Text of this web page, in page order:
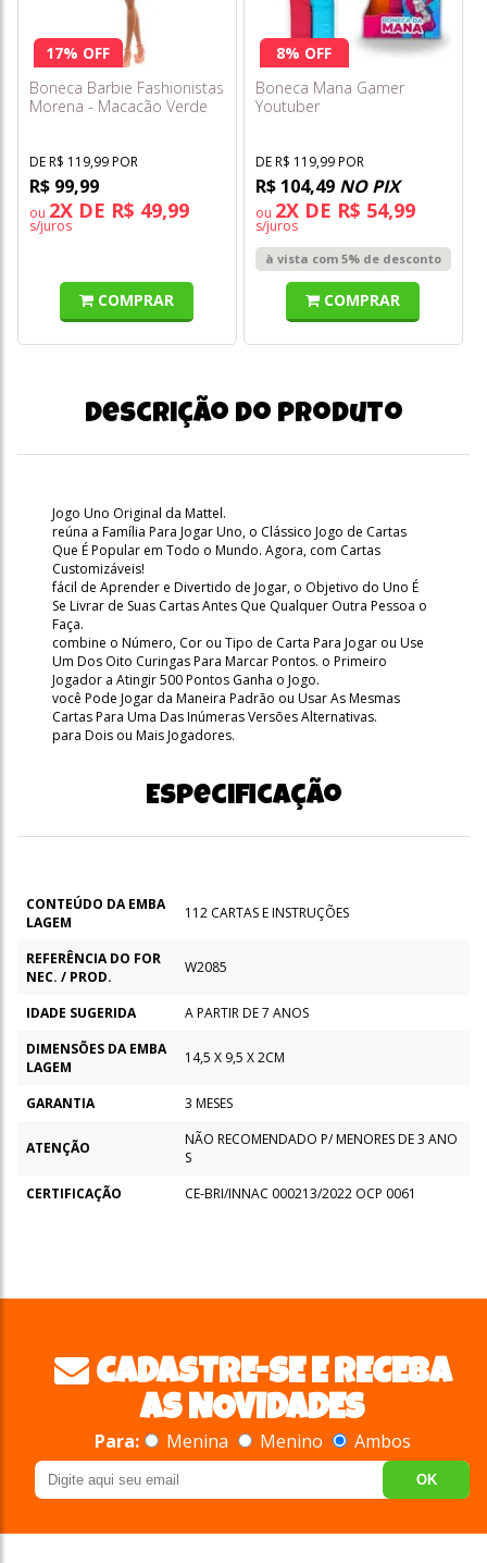
17% OFF
Boneca Barbie Fashionistas
Morena - Macacão Verde
DE R$ 119,99 POR
R$ 99,99
ou 2X DE R$ 49,99
s/juros
COMPRAR
8% OFF
Boneca Mana Gamer
Youtuber
DE R$ 119,99 POR
R$ 104,49 NO PIX
ou 2X DE R$ 54,99
s/juros
à vista com 5% de desconto
COMPRAR
Descrição do produto
Jogo Uno Original da Mattel.
reúna a Família Para Jogar Uno, o Clássico Jogo de Cartas
Que É Popular em Todo o Mundo. Agora, com Cartas
Customizáveis!
fácil de Aprender e Divertido de Jogar, o Objetivo do Uno É
Se Livrar de Suas Cartas Antes Que Qualquer Outra Pessoa o
Faça.
combine o Número, Cor ou Tipo de Carta Para Jogar ou Use
Um Dos Oito Curingas Para Marcar Pontos. o Primeiro
Jogador a Atingir 500 Pontos Ganha o Jogo.
você Pode Jogar da Maneira Padrão ou Usar As Mesmas
Cartas Para Uma Das Inúmeras Versões Alternativas.
para Dois ou Mais Jogadores.
Especificação
CONTEÚDO DA EMBA
LAGEM
112 CARTAS E INSTRUÇÕES
REFERÊNCIA DO FOR
NEC. / PROD.
W2085
IDADE SUGERIDA
A PARTIR DE 7 ANOS
DIMENSÕES DA EMBA
LAGEM
14,5 X 9,5 X 2CM
GARANTIA 3 MESES
ATENÇÃO
NÃO RECOMENDADO P/ MENORES DE 3 ANO
S
CERTIFICAÇÃO
CE-BRI/INNAC 000213/2022 OCP 0061
CADASTRE-SE E RECEBA
AS NOVIDADES
Para: Menina Menino Ambos
OK